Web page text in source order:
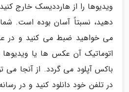
ویدیوها را از هارددیسک خارج
دهید، نسبتاً آسان بوده است.
می خواهید ضبط می کنید و در
اتوماتیک آن عکس ها یا
باکس آپلود می گردد. از آنجا می
در تلفن خود دانلود کنید و در